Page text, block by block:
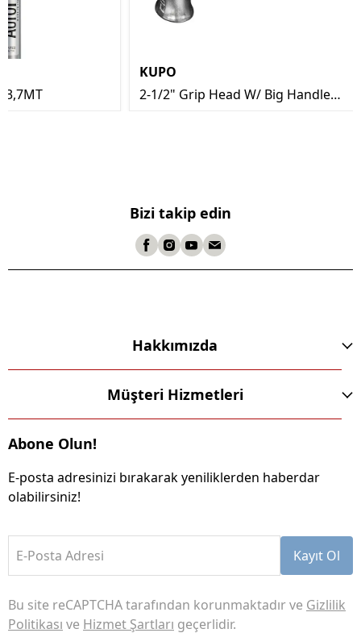
3,7MT
KUPO
2-1/2" Grip Head W/ Big Handle
Bizi takip edin
Hakkımızda
Müşteri Hizmetleri
Abone Olun!
E-posta adresinizi bırakarak yeniliklerden haberdar
olabilirsiniz!
E-Posta Adresi Kayıt Ol
Bu site reCAPTCHA tarafından korunmaktadır ve Gizlilik
Politikası ve Hizmet Şartları geçerlidir.